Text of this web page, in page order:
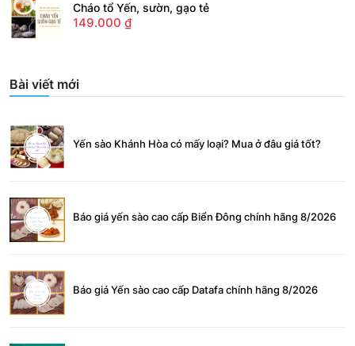
Cháo tổ Yến, sườn, gạo tẻ
149.000 ₫
Bài viết mới
Yến sào Khánh Hòa có mấy loại? Mua ở đâu giá tốt?
Báo giá yến sào cao cấp Biển Đông chính hãng 8/2026
Báo giá Yến sào cao cấp Datafa chính hãng 8/2026